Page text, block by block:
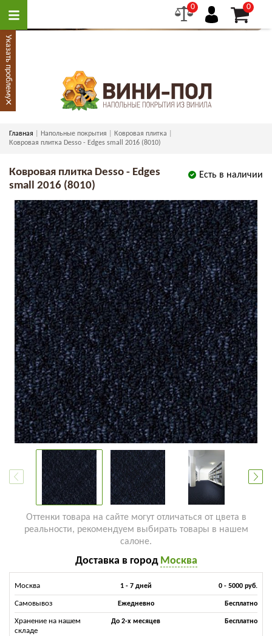
0 0
Главная Напольные покрытия
Ковровая плитка
Ковровая плитка Desso - Edges small 2016 (8010)
Есть в наличии
Ковровая плитка Desso - Edges
small 2016 (8010)
Оттенки товара на сайте могут отличаться от цвета в
реальности, рекомендуем выбирать товары в нашем
салоне.
Доставка в город Москва
Москва 1 - 7 дней 0 - 5000 руб.
Самовывоз Ежедневно Бесплатно
Хранение на нашем
складе
До 2-х месяцев Бесплатно
Указать проблему
×